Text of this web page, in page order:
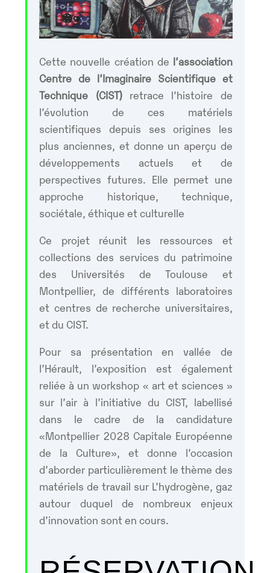
Cette nouvelle création de l’association
Centre de l’Imaginaire Scientifique et
Technique (CIST)retrace l’histoire de
l’évolution de ces matériels
scientifiques depuis ses origines les
plus anciennes, et donne un aperçu de
développements actuels et de
perspectives futures. Elle permet une
approche historique, technique,
sociétale, éthique et culturelle
Ce projet réunit les ressources et
collections des services du patrimoine
des Universités de Toulouse et
Montpellier, de différents laboratoires
et centres de recherche universitaires,
et du CIST.
Pour sa présentation en vallée de
l’Hérault, l’exposition est également
reliée à un workshop « art et sciences »
sur l’air à l’initiative du CIST, labellisé
dans le cadre de la candidature
«Montpellier 2028 Capitale Européenne
de la Culture», et donne l’occasion
d’aborder particulièrement le thème des
matériels de travail sur L’hydrogène, gaz
autour duquel de nombreux enjeux
d’innovation sont en cours.